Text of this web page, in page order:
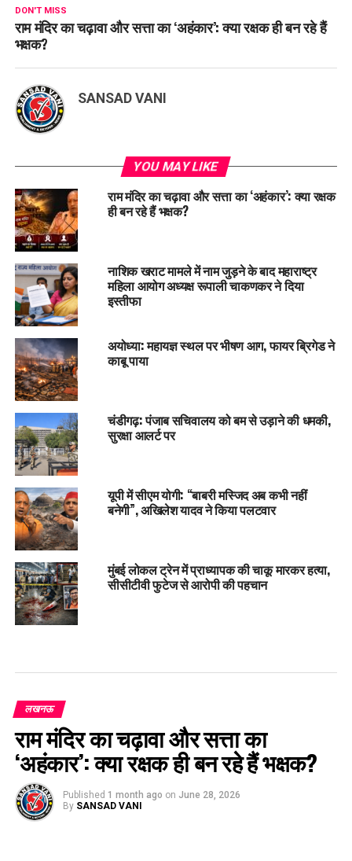
DON'T MISS
राम मंदिर का चढ़ावा और सत्ता का ‘अहंकार’: क्या रक्षक ही बन रहे हैं
भक्षक?
SANSAD VANI
YOU MAY LIKE
राम मंदिर का चढ़ावा और सत्ता का ‘अहंकार’: क्या रक्षक
ही बन रहे हैं भक्षक?
नाशिक खराट मामले में नाम जुड़ने के बाद महाराष्ट्र
महिला आयोग अध्यक्ष रूपाली चाकणकर ने दिया
इस्तीफा
अयोध्या: महायज्ञ स्थल पर भीषण आग, फायर ब्रिगेड ने
काबू पाया
चंडीगढ़: पंजाब सचिवालय को बम से उड़ाने की धमकी,
सुरक्षा आलर्ट पर
यूपी में सीएम योगी: “बाबरी मस्जिद अब कभी नहीं
बनेगी”, अखिलेश यादव ने किया पलटवार
मुंबई लोकल ट्रेन में प्राध्यापक की चाकू मारकर हत्या,
सीसीटीवी फुटेज से आरोपी की पहचान
लखनऊ
राम मंदिर का चढ़ावा और सत्ता का
‘अहंकार’: क्या रक्षक ही बन रहे हैं भक्षक?
Published 1 month ago on June 28, 2026
By SANSAD VANI